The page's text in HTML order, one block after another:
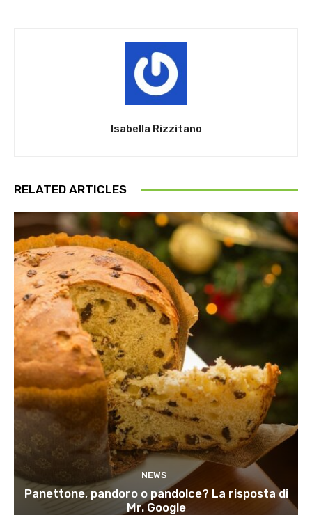
Isabella Rizzitano
RELATED ARTICLES
NEWS
Panettone, pandoro o pandolce? La risposta di
Mr. Google